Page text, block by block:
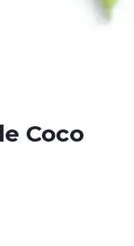
Coco